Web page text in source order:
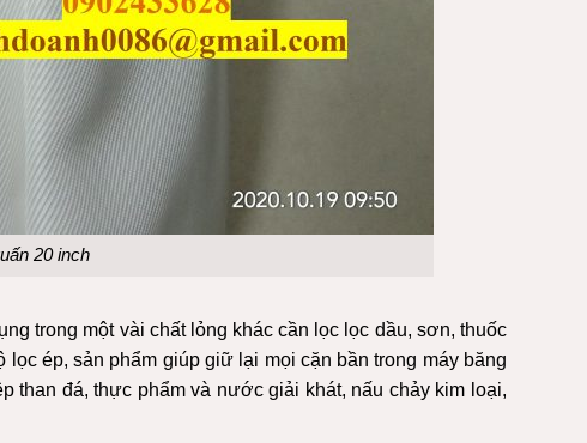
20 inch
trong một vài chất lỏng khác cần lọc lọc dầu, sơn, thuốc
ép, sản phẩm giúp giữ lại mọi cặn bần trong máy băng
than đá, thực phẩm và nước giải khát, nấu chảy kim loại,